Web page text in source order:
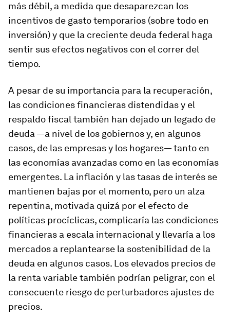
más débil, a medida que desaparezcan los
incentivos de gasto temporarios (sobre todo en
inversión) y que la creciente deuda federal haga
sentir sus efectos negativos con el correr del
tiempo.
A pesar de su importancia para la recuperación,
las condiciones financieras distendidas y el
respaldo fiscal también han dejado un legado de
deuda —a nivel de los gobiernos y, en algunos
casos, de las empresas y los hogares— tanto en
las economías avanzadas como en las economías
emergentes. La inflación y las tasas de interés se
mantienen bajas por el momento, pero un alza
repentina, motivada quizá por el efecto de
políticas procíclicas, complicaría las condiciones
financieras a escala internacional y llevaría a los
mercados a replantearse la sostenibilidad de la
deuda en algunos casos. Los elevados precios de
la renta variable también podrían peligrar, con el
consecuente riesgo de perturbadores ajustes de
precios.